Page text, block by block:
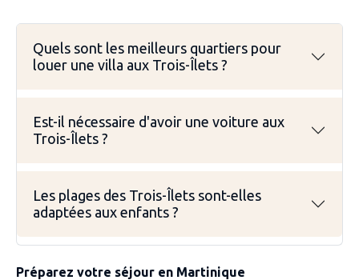
Quels sont les meilleurs quartiers pour
louer une villa aux Trois-Îlets ?
Est-il nécessaire d'avoir une voiture aux
Trois-Îlets ?
Les plages des Trois-Îlets sont-elles
adaptées aux enfants ?
Préparez votre séjour en Martinique